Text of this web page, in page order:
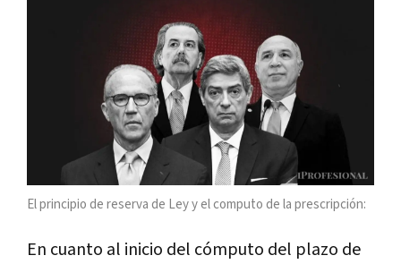
El principio de reserva de Ley y el computo de la prescripción:
En cuanto al inicio del cómputo del plazo de